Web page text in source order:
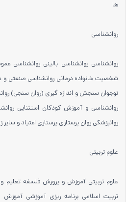
ها
روانشناسی
روانشناسی روانشناسی بالینی روانشناسی
شخصیت خانواده درمانی روانشناسی صنعتی و
نوجوان سنجش و اندازه گیری (روان سنجی)
روانشناسی و آموزش کودکان استثنایی
روانپزشکی روان پرستاری پرستاری اعتیاد و سایر
علوم تربیتی
علوم تربیتی آموزش و پرورش فلسفه تعلیم و
تربیت اسلامی برنامه ریزی آموزشی